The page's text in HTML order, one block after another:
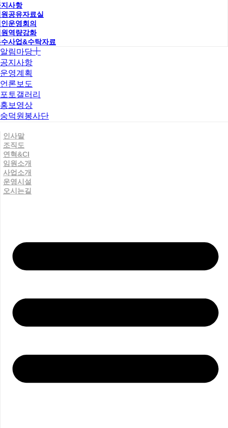
사항
공유자료실
운영회의
역량강화
사업&수탁자료
알림마당
공지사항
운영계획
언론보도
포토갤러리
홍보영상
숭덕원봉사단
인사말
조직도
연혁&CI
임원소개
사업소개
운영시설
오시는길